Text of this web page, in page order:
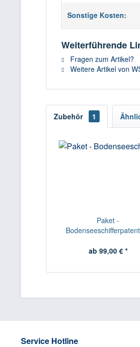
Sonstige Kosten:
Weiterführende
Fragen zum Artikel?
Weitere Artikel von
Zubehör 1
Paket -
ab 99,00 € *
Service Hotline